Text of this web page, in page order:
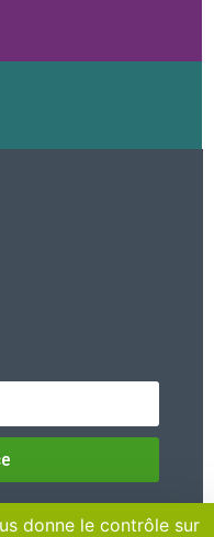
donne le contrôle sur